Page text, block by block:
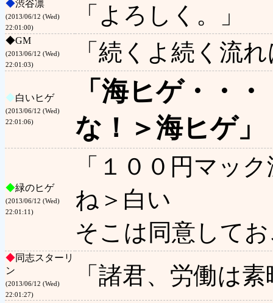
◆渋谷凛
(2013/06/12 (Wed)
22:01:00)
「よろしく。」
◆GM
(2013/06/12 (Wed)
22:01:03)
「続くよ続く流
◆白いヒゲ
(2013/06/12 (Wed)
22:01:06)
「海ヒゲ・・
な！＞海ヒゲ」
◆緑のヒゲ
(2013/06/12 (Wed)
22:01:11)
「１００円マッ
ね＞白い
そこは同意して
◆同志スターリ
ン
(2013/06/12 (Wed)
22:01:27)
「諸君、労働は